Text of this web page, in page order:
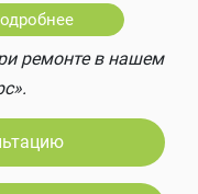
ремонте в нашем